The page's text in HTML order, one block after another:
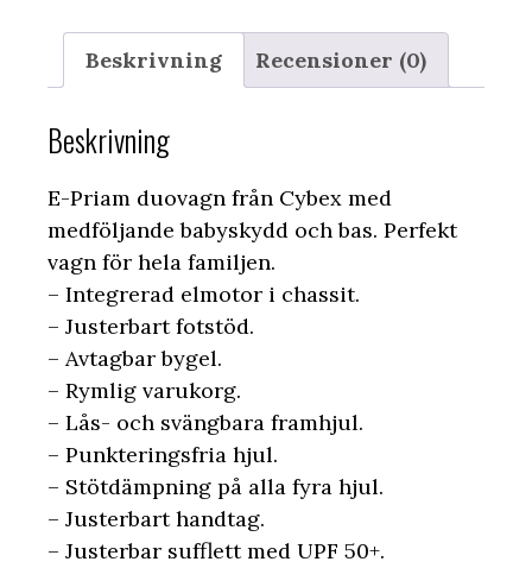
Beskrivning Recensioner (0)
Beskrivning
E-Priam duovagn från Cybex med
medföljande babyskydd och bas. Perfekt
vagn för hela familjen.
– Integrerad elmotor i chassit.
– Justerbart fotstöd.
– Avtagbar bygel.
– Rymlig varukorg.
– Lås- och svängbara framhjul.
– Punkteringsfria hjul.
– Stötdämpning på alla fyra hjul.
– Justerbart handtag.
– Justerbar sufflett med UPF 50+.